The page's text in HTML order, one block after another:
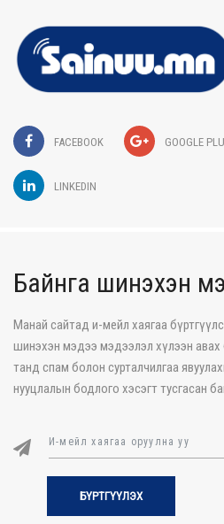
FACEBOOK GOOGLE
LINKEDIN
Байнга шинэхэн
Манай сайтад и-мейл хаягаа
шинэхэн мэдээ мэдээлэл хүлээн
танд спам болон сурталчилгаа
нууцлалын бодлого хэсэгт тусгасан
БҮРТГҮҮЛЭХ